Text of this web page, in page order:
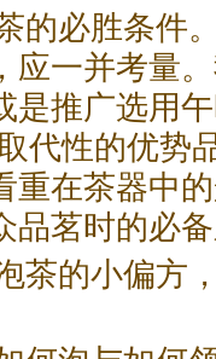
的必胜条件
应一并考量
是推广选用
代性的优势
重在茶器中
品茗时的必
茶的小偏方